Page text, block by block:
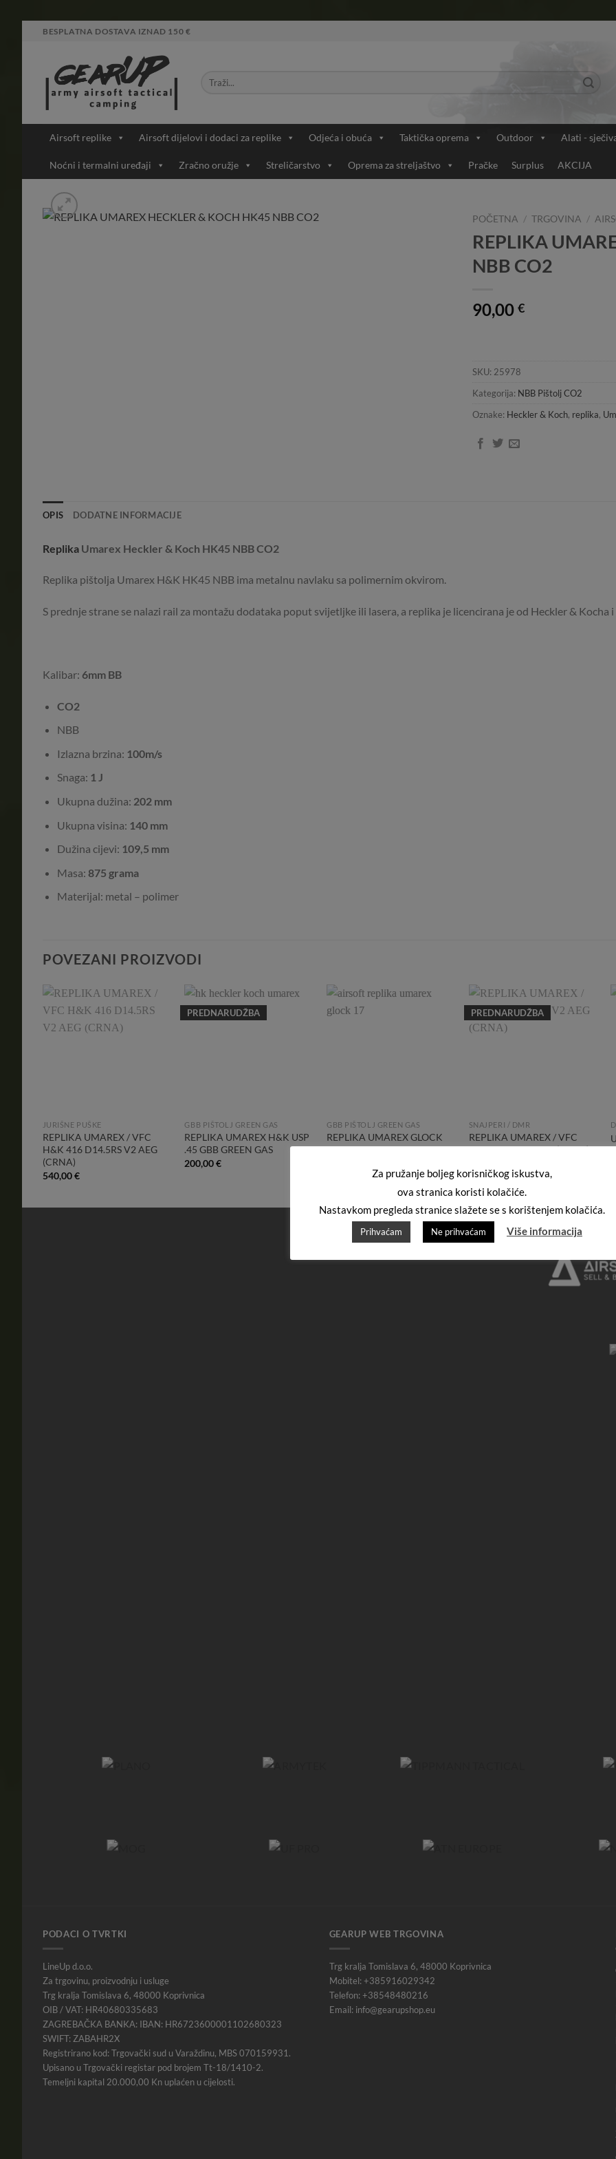
BESPLATNA DOSTAVA IZNAD 150 €
Airsoft replike Airsoft dijelovi i dodaci za replike Odjeća i obuća Taktička oprema Outdoor Alati -
Noćni i termalni uređaji Zračno oružje Streličarstvo Oprema za streljaštvo Pračke Surplus AKCIJA
POČETNA / TRGOVINA /
REPLIKA
NBB CO2
90,00 €
SKU: 25978
Kategorija: NBB Pištolj CO2
Oznake: Heckler & Koch, replika,
OPIS DODATNE INFORMACIJE
Replika Umarex Heckler & Koch HK45 NBB CO2
Replika pištolja Umarex H&K HK45 NBB ima metalnu navlaku sa polimernim okvirom.
S prednje strane se nalazi rail za montažu dodataka poput svijetljke ili lasera, a replika je licencirana je od Heckler &
Kalibar: 6mm BB
CO2
NBB
Izlazna brzina: 100m/s
Snaga: 1 J
Ukupna dužina: 202 mm
Ukupna visina: 140 mm
Dužina cijevi: 109,5 mm
Masa: 875 grama
Materijal: metal – polimer
POVEZANI PROIZVODI
JURIŠNE PUŠKE
REPLIKA UMAREX / VFC
H&K 416 D14.5RS V2 AEG
(CRNA)
540,00€
PREDNARUDŽBA
GBB PIŠTOLJ GREEN GAS
REPLIKA UMAREX H&K USP
.45 GBB GREEN GAS
200,00€
GBB PIŠTOLJ GREEN GAS
REPLIKA UMAREX GLOCK
17 GEN4 GBB GREEN GAS
PREDNARUDŽBA
SNAJPERI / DMR
REPLIKA UMAREX / VFC
H&K 417 D V2 AEG (CRNA)
PODACI O TVRTKI
LineUp d.o.o.
Za trgovinu, proizvodnju i usluge
Trg kralja Tomislava 6, 48000 Koprivnica
OIB / VAT: HR40680335683
ZAGREBAČKA BANKA: IBAN: HR6723600001102680323
SWIFT: ZABAHR2X
Registrirano kod: Trgovački sud u Varaždinu, MBS 070159931.
Upisano u Trgovački registar pod brojem Tt-18/1410-2.
Temeljni kapital 20.000,00 Kn uplaćen u cijelosti.
GEARUP WEB TRGOVINA
Trg kralja Tomislava 6, 48000 Koprivnica
Mobitel: +385916029342
Telefon: +38548480216
Email: info@gearupshop.eu
Za pružanje boljeg korisničkog iskustva,
ova stranica koristi kolačiće.
Nastavkom pregleda stranice slažete se s korištenjem kolačića.
Prihvaćam Ne prihvaćam Više informacija